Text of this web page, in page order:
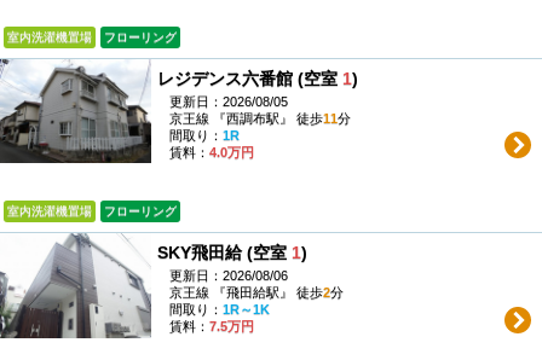
室内洗濯機置場 フローリング
レジデンス六番館 (空室 1)
更新日：2026/08/05
京王線 『西調布駅』 徒歩11分
間取り： 1R
賃料： 4.0万円
室内洗濯機置場 フローリング
SKY飛田給 (空室 1)
更新日：2026/08/06
京王線 『飛田給駅』 徒歩2分
間取り： 1R～1K
賃料： 7.5万円